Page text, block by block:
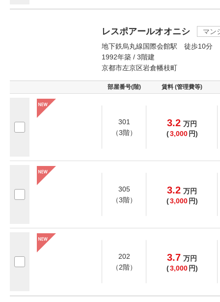
レスポアールオオニシ
マン
地下鉄烏丸線国際会館駅 徒歩10分
1992年築 / 3階建
京都市左京区岩倉幡枝町
部屋番号(階) 賃料 (管理費等)
301
（3階）
3.2 万円
(3,000 円)
305
（3階）
3.2 万円
(3,000 円)
202
（2階）
3.7 万円
(3,000 円)